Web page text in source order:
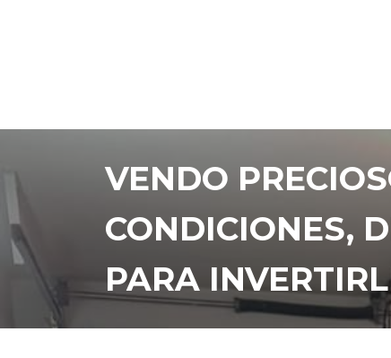
VENDO
CONDICIONES,
PARA